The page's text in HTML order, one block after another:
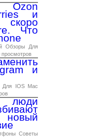
Ozon
и
Что
Обзоры
Для
просмотров
и
Для IOS
Mac
Советы